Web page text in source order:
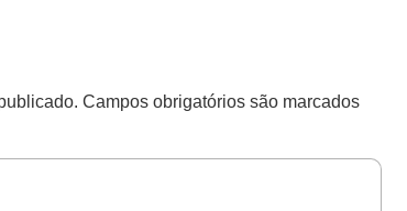
Campos obrigatórios são marcados